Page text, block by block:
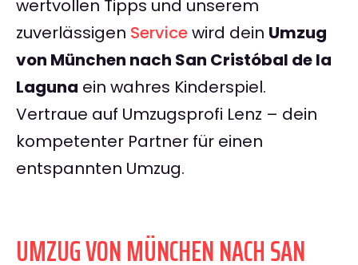
wertvollen Tipps und unserem
zuverlässigen Servicewird dein Umzug
von München nach San Cristóbal de la
Laguna ein wahres Kinderspiel.
Vertraue auf Umzugsprofi Lenz – dein
kompetenter Partner für einen
entspannten Umzug.
UMZUG VON MÜNCHEN NACH SAN